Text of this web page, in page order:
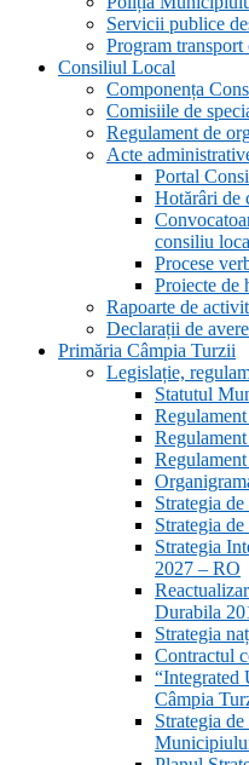
Servicii publice
Program transport
Consiliul Local
Componența
Comisiile de
Regulament de
Acte
Portal
Hotărâri de
consiliu
Procese
Proiecte de
Rapoarte de
Declarații de
Primăria Câmpia Turzii
Legislație,
Statutul
Strategia
Strategia
Strategia
2027 – RO
Durabila
Strategia
Contractul
“Integrated
Câmpia
Strategia